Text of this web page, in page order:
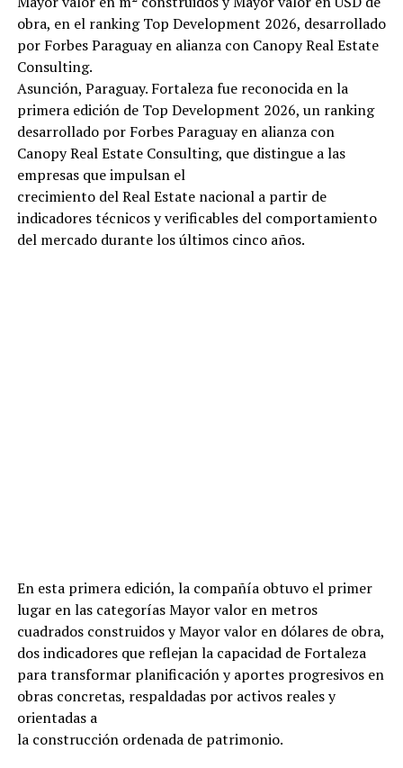
obra, en el ranking Top Development 2026, desarrollado
por Forbes Paraguay en alianza con Canopy Real Estate
Consulting.
Asunción, Paraguay. Fortaleza fue reconocida en la
primera edición de Top Development 2026, un ranking
desarrollado por Forbes Paraguay en alianza con
Canopy Real Estate Consulting, que distingue a las
empresas que impulsan el
crecimiento del Real Estate nacional a partir de
indicadores técnicos y verificables del comportamiento
del mercado durante los últimos cinco años.
En esta primera edición, la compañía obtuvo el primer
lugar en las categorías Mayor valor en metros
cuadrados construidos y Mayor valor en dólares de obra,
dos indicadores que reflejan la capacidad de Fortaleza
para transformar planificación y aportes progresivos en
obras concretas, respaldadas por activos reales y
orientadas a
la construcción ordenada de patrimonio.